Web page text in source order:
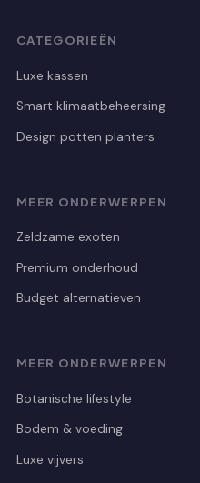
CATEGORIEËN
Luxe kassen
Smart klimaatbeheersing
Design potten planters
MEER ONDERWERPEN
Zeldzame exoten
Premium onderhoud
Budget alternatieven
MEER ONDERWERPEN
Botanische lifestyle
Bodem & voeding
Luxe vijvers